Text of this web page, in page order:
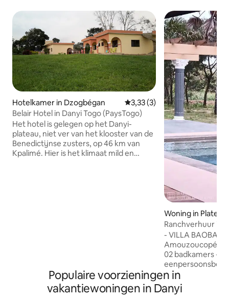
Hotelkamer in Dzogbégan Gemiddelde beoordeling van
3,33 (3)
Belair Hotel in Danyi Togo (PaysTogo)
Het hotel is gelegen op het Danyi-
plateau, niet ver van het klooster van de
Benedictijnse zusters, op 46 km van
Kpalimé. Hier is het klimaat mild en
Woning in
Ranchverhuur in
- VILLA BAOBAB
Amouzoucopé -
02 badkamers -
Populaire voorzieningen in
vakantiewoningen in Danyi